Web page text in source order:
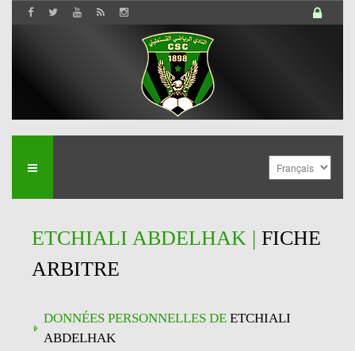
ETCHIALI ABDELHAK | FICHE
ARBITRE
DONNÉES PERSONNELLES DE ETCHIALI
ABDELHAK